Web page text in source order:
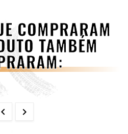
COMPRARAM
TAMBÉM
 